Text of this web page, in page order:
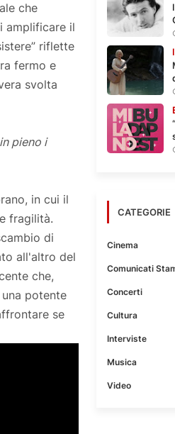
che
amplificare il
riflette
fermo e
svolta
pieno i
in cui il
fragilità.
di
all'altro del
che,
potente
se
CATEGORIE
Cinema
Comunicati
Concerti
Cultura
Interviste
Musica
Video